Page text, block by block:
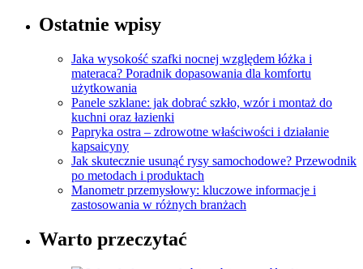
Ostatnie wpisy
Jaka wysokość szafki nocnej względem łóżka i
materaca? Poradnik dopasowania dla komfortu
użytkowania
Panele szklane: jak dobrać szkło, wzór i montaż do
kuchni oraz łazienki
Papryka ostra – zdrowotne właściwości i działanie
kapsaicyny
Jak skutecznie usunąć rysy samochodowe? Przewodnik
po metodach i produktach
Manometr przemysłowy: kluczowe informacje i
zastosowania w różnych branżach
Warto przeczytać